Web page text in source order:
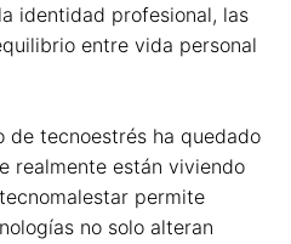
identidad profesional, las
entre vida personal
de tecnoestrés ha quedado
realmente están viviendo
permite
no solo alteran